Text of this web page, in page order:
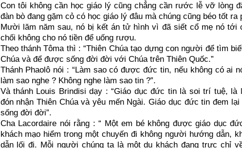
Con tôi không cần học giáo lý cũng chẳng cần rước lễ vỡ lòng
đàn bò đang gặm cỏ có học giáo lý đâu mà chúng cũng béo tốt ra
Mười lăm năm sau, nó bị kết án tử hình vì đã siết cổ mẹ nó tới
chối không cho nó tiền để uống rượu.
Theo thánh Tôma thì : “Thiên Chúa tạo dựng con người để tìm
Chúa và để được sống đời đời với Chúa trên Thiên Quốc.”
Thánh Phaolô nói : “Làm sao có được đức tin, nếu không có ai
làm sao nghe ? Không nghe làm sao tin ?”.
Và thánh Louis Brindisi dạy : “Giáo dục đức tin là soi trí tuệ,
đón nhận Thiên Chúa và yêu mến Ngài. Giáo dục đức tin đem
sống đời đời”.
Cha Lacordaire nói rằng : “ Một em bé không được giáo dục
khách mạo hiểm trong một chuyến đi không người hướng dẫn,
dẫn lối đi. Mỗi người chúng ta là một du khách đang trực chỉ